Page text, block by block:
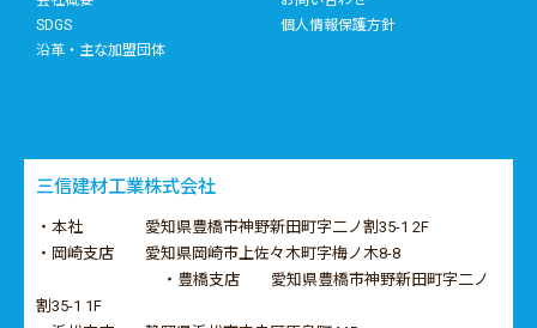
SDGS
個人情報保護方針
沿革・主な加盟団体
三信建材工業株式会社
・本社 愛知県豊橋市神野新田町字二ノ割35-1 2F
・岡崎支店 愛知県岡崎市上佐々木町字梅ノ木8-8
・豊橋支店 愛知県豊橋市神野新田町字二ノ
割35-1 1F